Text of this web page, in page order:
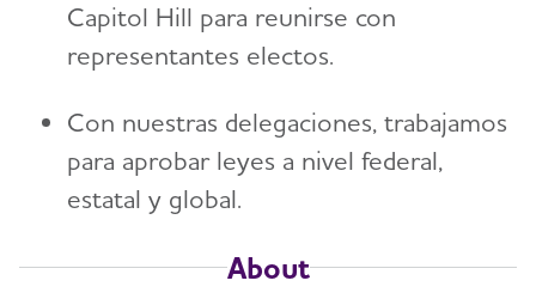
Capitol Hill para reunirse con
representantes electos.
Con nuestras delegaciones, trabajamos
para aprobar leyes a nivel federal,
estatal y global.
About